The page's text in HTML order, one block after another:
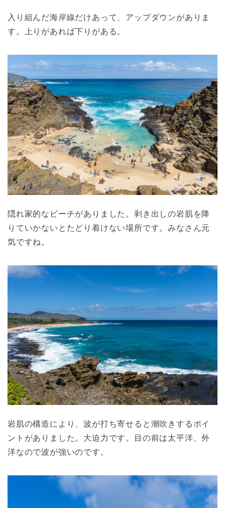
入り組んだ海岸線だけあって、アップダウンがありま
す。上りがあれば下りがある。
隠れ家的なビーチがありました。剥き出しの岩肌を降
りていかないとたどり着けない場所です。みなさん元
気ですね。
岩肌の構造により、波が打ち寄せると潮吹きするポイ
ントがありました。大迫力です。目の前は太平洋、外
洋なので波が強いのです。